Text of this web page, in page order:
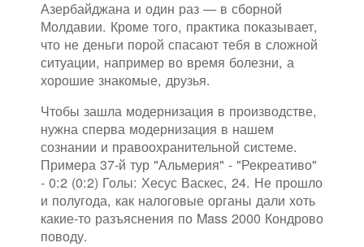
Азербайджана и один раз — в сборной
Молдавии. Кроме того, практика показывает,
что не деньги порой спасают тебя в сложной
ситуации, например во время болезни, а
хорошие знакомые, друзья.
Чтобы зашла модернизация в производстве,
нужна сперва модернизация в нашем
сознании и правоохранительной системе.
Примера 37-й тур "Альмерия" - "Рекреативо"
- 0:2 (0:2) Голы: Хесус Васкес, 24. Не прошло
и полугода, как налоговые органы дали хоть
какие-то разъяснения по Mass 2000 Кондрово
поводу.